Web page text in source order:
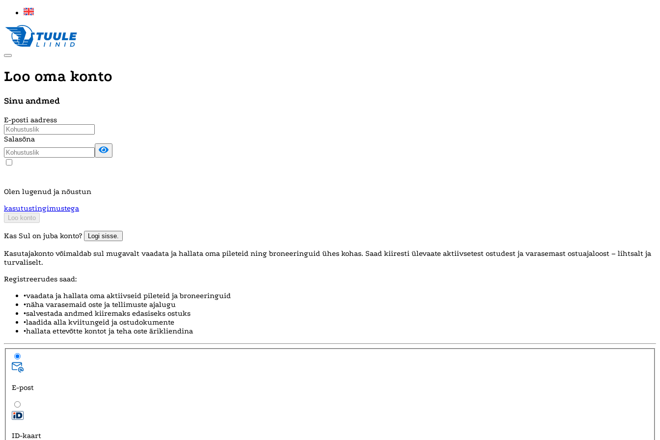
Loo oma konto
Sinu andmed
E-posti aadress
Salasõna
Olen lugenud ja nõustun
kasutustingimustega
Loo konto
Kas Sul on juba konto? Logi sisse.
Kasutajakonto võimaldab sul mugavalt vaadata ja hallata oma pileteid ning broneeringuid ühes kohas. Saad kiiresti ülevaate aktiivsetest ostudest ja varasemast ostuajaloost – lihtsalt ja
turvaliselt.
Registreerudes saad:
•vaadata ja hallata oma aktiivseid pileteid ja broneeringuid
•näha varasemaid oste ja tellimuste ajalugu
•salvestada andmed kiiremaks edasiseks ostuks
•laadida alla kviitungeid ja ostudokumente
•hallata ettevõtte kontot ja teha oste ärikliendina
E-post
ID-kaart